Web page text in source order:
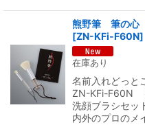
熊野筆 筆の心
[ZN-KFi-F60N]
在庫あり
名前入れどっ
ZN-KFi-F60N
洗顔ブラシセッ
内外のプロのメ